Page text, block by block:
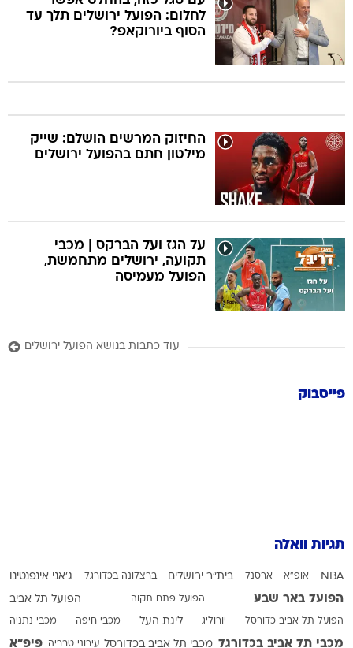
לחלום: הפועל ירושלים תלך עד
הסוף ביורוקאפ?
החיזוק המרשים הושלם: שייק
מילטון חתם בהפועל ירושלים
על הגז ועל הברקס | מכבי
תקועה, ירושלים מתחמשת,
הפועל מעמיסה
עוד כתבות בנושא הפועל ירושלים
פייסבוק
תגיות וואלה
NBA אופ"א ארסנל בית"ר ירושלים ברצלונה בכדורגל ג'אני אינפנטינו
הפועל באר שבע הפועל פתח תקוה הפועל תל אביב
הפועל תל אביב כדורסל יורוליג ליגת העל מכבי חיפה מכבי נתניה
מכבי תל אביב בכדורגל מכבי תל אביב בכדורסל עירוני טבריה פיפ"א